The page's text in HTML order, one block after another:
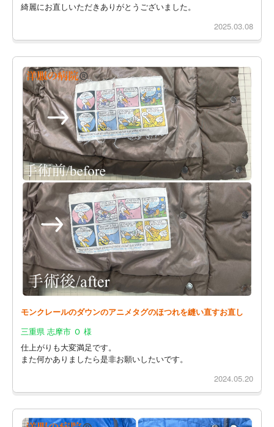
綺麗にお直しいただきありがとうございました。
2025.03.08
モンクレールのダウンのアニメタグのほつれを縫い直すお直し
三重県 志摩市 Ｏ 様
仕上がりも大変満足です。
また何かありましたら是非お願いしたいです。
2024.05.20